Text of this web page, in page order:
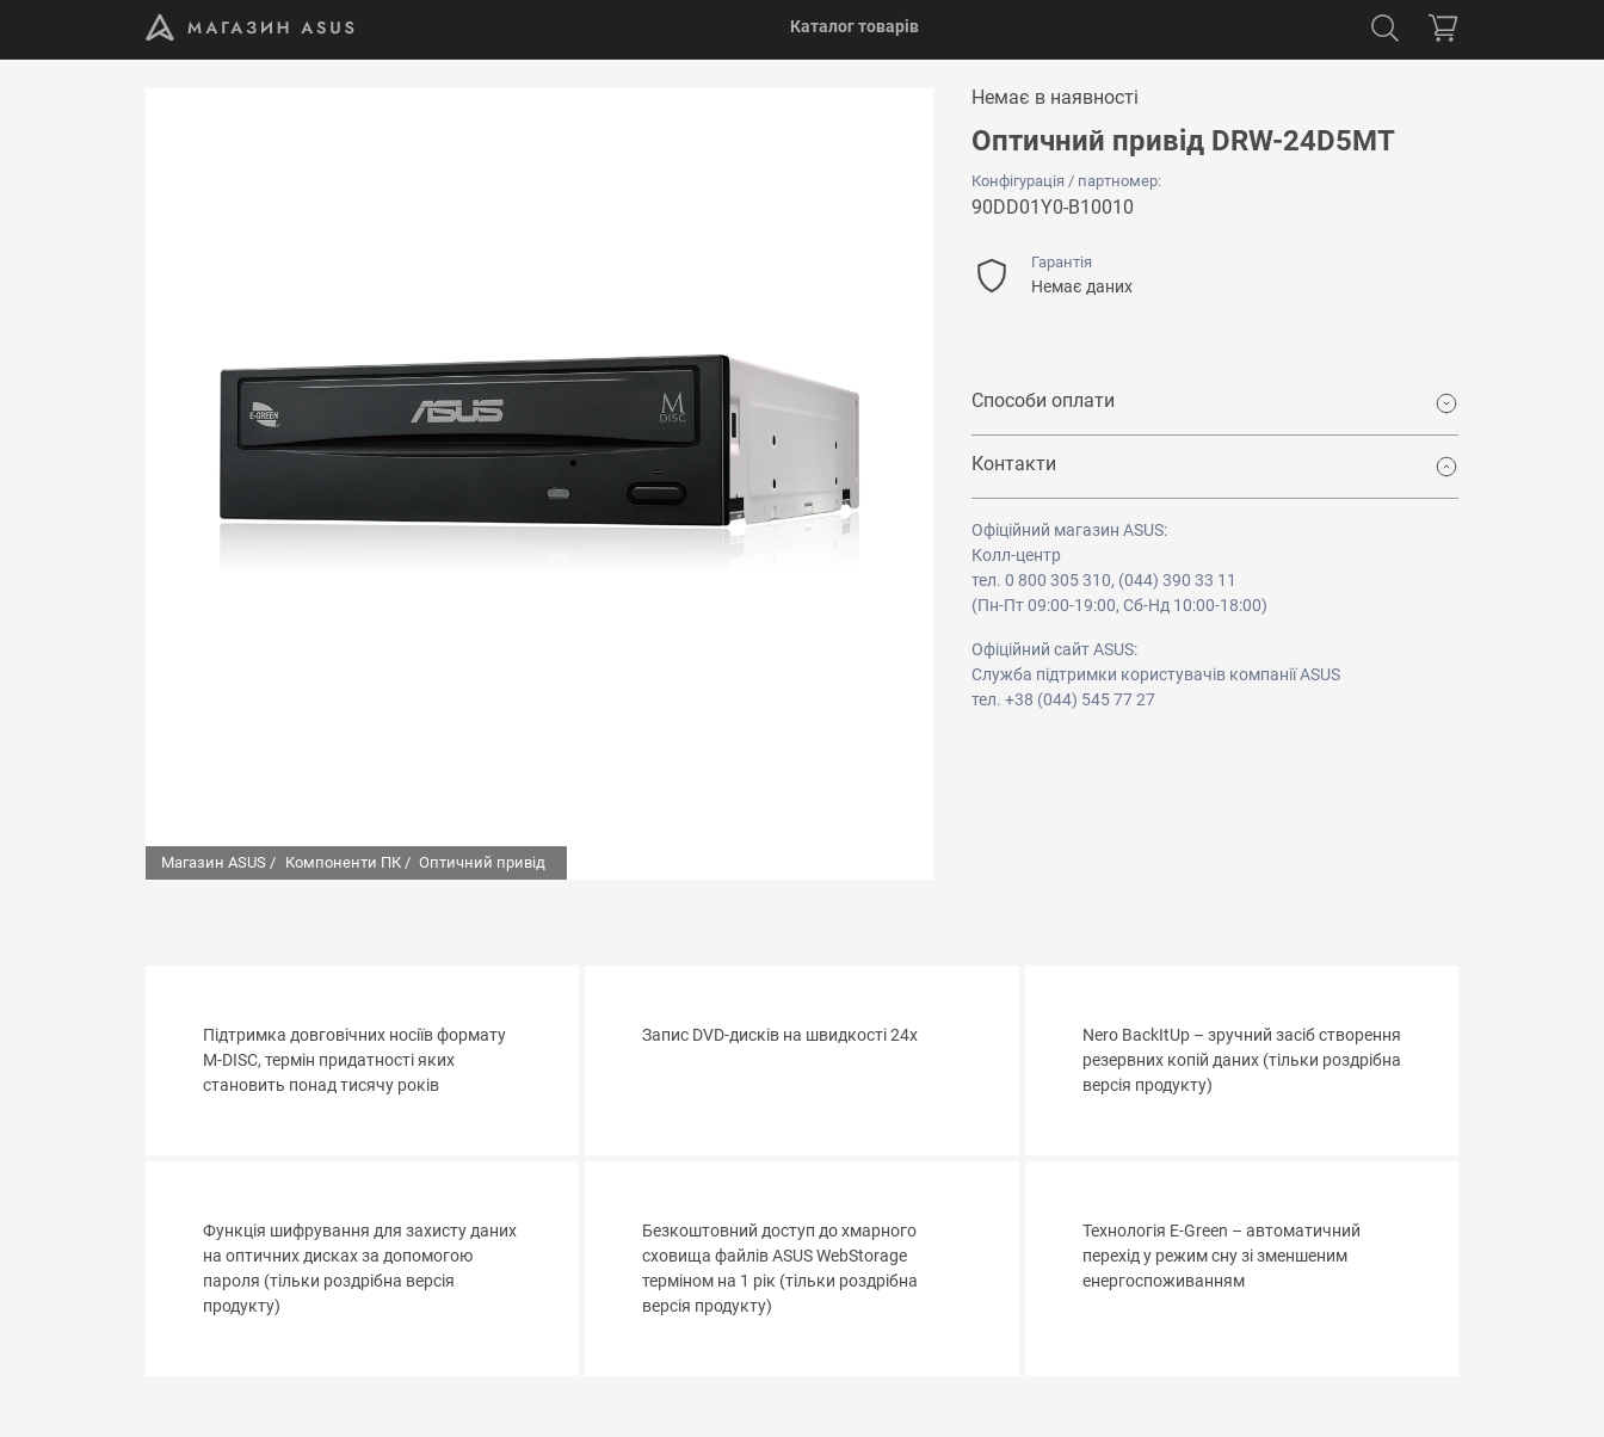
Каталог товарів
Магазин ASUS / Компоненти ПК / Оптичний привід
Немає в наявності
Оптичний привід DRW-24D5MT
Конфігурація / партномер:
90DD01Y0-B10010
Гарантія
Немає даних
Способи оплати
Контакти
Офіційний магазин ASUS:
Колл-центр
тел. 0 800 305 310, (044) 390 33 11
(Пн-Пт 09:00-19:00, Сб-Нд 10:00-18:00)
Офіційний сайт ASUS:
Служба підтримки користувачів компанії ASUS
тел. +38 (044) 545 77 27
Підтримка довговічних носіїв формату
M-DISC, термін придатності яких
становить понад тисячу років
Запис DVD-дисків на швидкості 24x
Nero BackItUp – зручний засіб створення
резервних копій даних (тільки роздрібна
версія продукту)
Функція шифрування для захисту даних
на оптичних дисках за допомогою
пароля (тільки роздрібна версія
продукту)
Безкоштовний доступ до хмарного
сховища файлів ASUS WebStorage
терміном на 1 рік (тільки роздрібна
версія продукту)
Технологія E-Green – автоматичний
перехід у режим сну зі зменшеним
енергоспоживанням